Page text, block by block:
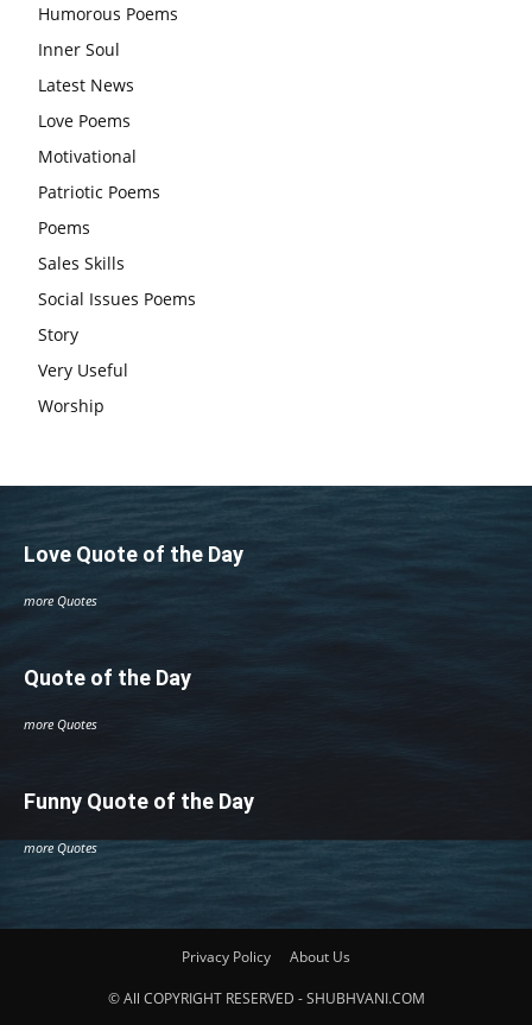
महिलाएं, करती हैं देवी सावित्री और बरगद की पूजा
CBSE 12वीं परीक्षा रद्द होने का असर:बच्चों को अब फोकस कॉम्पिटिटिव
एग्जाम पर करना चाहिए, तनाव लेने की जरूरत नहीं
Humorous Poems
Inner Soul
Latest News
Love Poems
Motivational
Patriotic Poems
Poems
Sales Skills
Social Issues Poems
Story
Very Useful
Worship
Love Quote of the Day
more Quotes
Quote of the Day
more Quotes
Funny Quote of the Day
more Quotes
Privacy Policy About Us
© All COPYRIGHT RESERVED - SHUBHVANI.COM